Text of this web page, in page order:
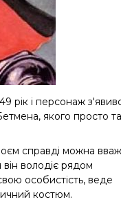
рік і персонаж
якого просто
справді можна
володіє рядом
особистість, веде
костюм.